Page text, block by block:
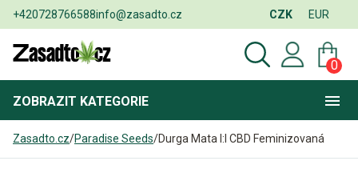
+420728766588info@zasadto.cz CZK EUR
0
ZOBRAZIT KATEGORIE
Zasadto.cz/Paradise Seeds/Durga Mata I:I CBD Feminizovaná